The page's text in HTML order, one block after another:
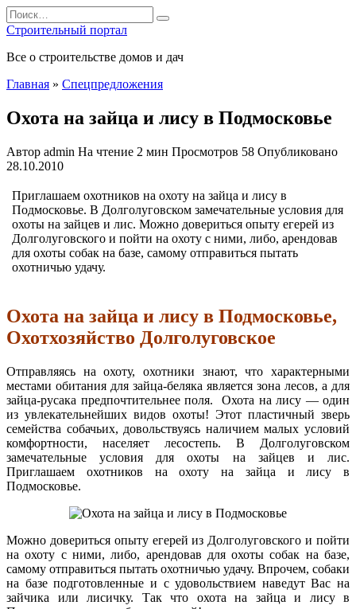
Перейти
к
содержанию
Search
for:
Строительный портал
Все о строительстве домов и дач
Главная » Спецпредложения
Охота на зайца и лису в Подмосковье
Автор admin На чтение 2 мин Просмотров 58 Опубликовано
28.10.2010
Приглашаем охотников на охоту на зайца и лису в
Подмосковье. В Долголуговском замечательные условия для
охоты на зайцев и лис. Можно довериться опыту егерей из
Долголуговского и пойти на охоту с ними, либо, арендовав
для охоты собак на базе, самому отправиться пытать
охотничью удачу.
Охота на зайца и лису в Подмосковье,
Охотхозяйство Долголуговское
Отправляясь на охоту, охотники знают, что характерными
местами обитания для зайца-беляка является зона лесов, а для
зайца-русака предпочтительнее поля. Охота на лису — один
из увлекательнейших видов охоты! Этот пластичный зверь
семейства собачьих, довольствуясь наличием малых условий
комфортности, населяет лесостепь. В Долголуговском
замечательные условия для охоты на зайцев и лис.
Приглашаем охотников на охоту на зайца и лису в
Подмосковье.
Можно довериться опыту егерей из Долголуговского и пойти
на охоту с ними, либо, арендовав для охоты собак на базе,
самому отправиться пытать охотничью удачу. Впрочем, собаки
на базе подготовленные и с удовольствием наведут Вас на
зайчика или лисичку. Так что охота на зайца и лису в